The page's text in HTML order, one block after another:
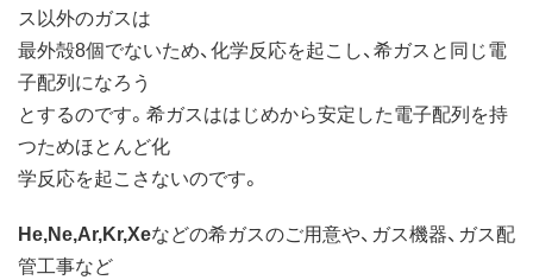
ス以外のガスは
最外殻8個でないため、化学反応を起こし、希ガスと同じ電
子配列になろう
とするのです。希ガスははじめから安定した電子配列を持
つためほとんど化
学反応を起こさないのです。
He,Ne,Ar,Kr,Xeなどの希ガスのご用意や、ガス機器、ガス配
管工事など